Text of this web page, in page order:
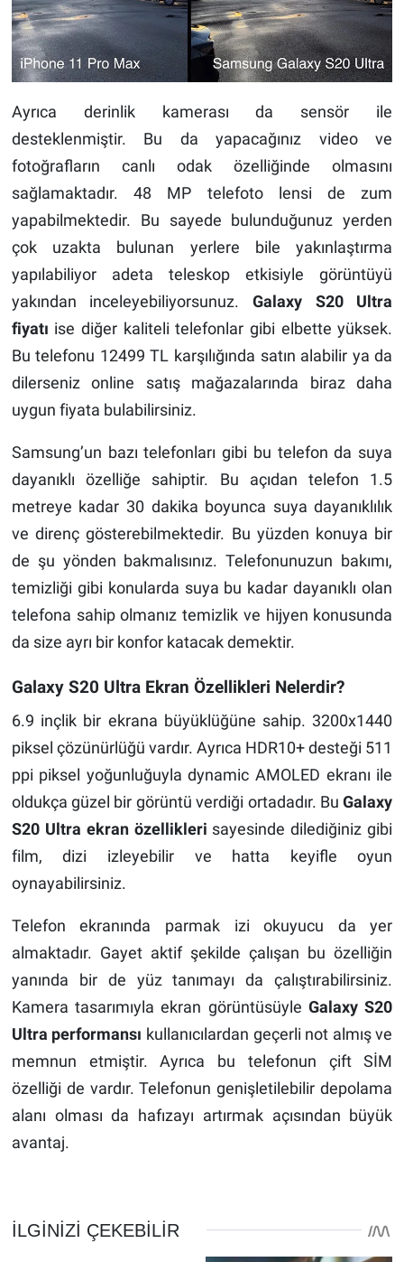
Ayrıca derinlik kamerası da sensör ile
desteklenmiştir. Bu da yapacağınız video ve
fotoğrafların canlı odak özelliğinde olmasını
sağlamaktadır. 48 MP telefoto lensi de zum
yapabilmektedir. Bu sayede bulunduğunuz yerden
çok uzakta bulunan yerlere bile yakınlaştırma
yapılabiliyor adeta teleskop etkisiyle görüntüyü
yakından inceleyebiliyorsunuz. Galaxy S20 Ultra
fiyatı ise diğer kaliteli telefonlar gibi elbette yüksek.
Bu telefonu 12499 TL karşılığında satın alabilir ya da
dilerseniz online satış mağazalarında biraz daha
uygun fiyata bulabilirsiniz.
Samsung’un bazı telefonları gibi bu telefon da suya
dayanıklı özelliğe sahiptir. Bu açıdan telefon 1.5
metreye kadar 30 dakika boyunca suya dayanıklılık
ve direnç gösterebilmektedir. Bu yüzden konuya bir
de şu yönden bakmalısınız. Telefonunuzun bakımı,
temizliği gibi konularda suya bu kadar dayanıklı olan
telefona sahip olmanız temizlik ve hijyen konusunda
da size ayrı bir konfor katacak demektir.
Galaxy S20 Ultra Ekran Özellikleri Nelerdir?
6.9 inçlik bir ekrana büyüklüğüne sahip. 3200x1440
piksel çözünürlüğü vardır. Ayrıca HDR10+ desteği 511
ppi piksel yoğunluğuyla dynamic AMOLED ekranı ile
oldukça güzel bir görüntü verdiği ortadadır. BuGalaxy
S20 Ultra ekran özellikleri sayesinde dilediğiniz gibi
film, dizi izleyebilir ve hatta keyifle oyun
oynayabilirsiniz.
Telefon ekranında parmak izi okuyucu da yer
almaktadır. Gayet aktif şekilde çalışan bu özelliğin
yanında bir de yüz tanımayı da çalıştırabilirsiniz.
Kamera tasarımıyla ekran görüntüsüyle Galaxy S20
Ultra performansı kullanıcılardan geçerli not almış ve
memnun etmiştir. Ayrıca bu telefonun çift SİM
özelliği de vardır. Telefonun genişletilebilir depolama
alanı olması da hafızayı artırmak açısından büyük
avantaj.